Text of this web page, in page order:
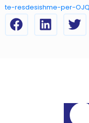
te-resdesishme-per-OJQ